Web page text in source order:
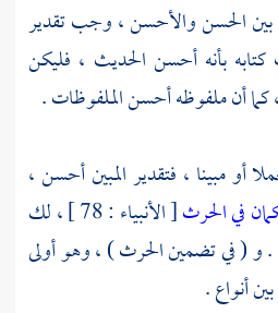
بين الحسن والأحسن ، وجب تقدير
بأنه أحسن الحديث ، فليكن
أن ملفوظه أحسن الملفوظات .
أو مبينا ، فتقدير المبين أحسن ،
في الحرث
[ الأنبياء : 78 ] ، لك
و ( في تضمين الحرث ) ، وهو أولى
أنواع .